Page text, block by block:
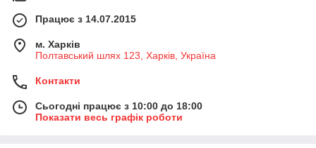
Працює з 14.07.2015
м. Харків
Полтавський шлях 123, Харків, Україна
Контакти
Сьогодні працює з 10:00 до 18:00
Показати весь графік роботи